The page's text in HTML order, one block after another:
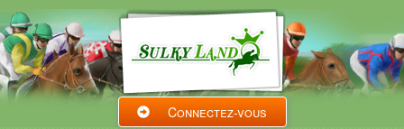
Connectez-vous